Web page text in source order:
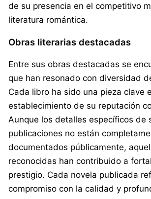
de su presencia en el competitivo
literatura romántica.
Obras literarias destacadas
Entre sus obras destacadas se
que han resonado con diversidad
Cada libro ha sido una pieza clave
establecimiento de su reputación
Aunque los detalles específicos de
publicaciones no están
documentados públicamente,
reconocidas han contribuido a
prestigio. Cada novela publicada
compromiso con la calidad y